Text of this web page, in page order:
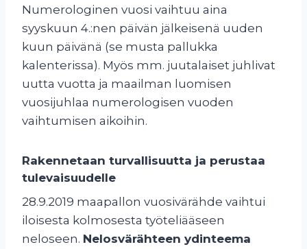
Numerologinen vuosi vaihtuu aina
syyskuun 4.:nen päivän jälkeisenä uuden
kuun päivänä (se musta pallukka
kalenterissa). Myös mm. juutalaiset juhlivat
uutta vuotta ja maailman luomisen
vuosijuhlaa numerologisen vuoden
vaihtumisen aikoihin.
Rakennetaan turvallisuutta ja perustaa
tulevaisuudelle
28.9.2019 maapallon vuosivärähde vaihtui
iloisesta kolmosesta työteliääseen
neloseen. Nelosvärähteen ydinteema